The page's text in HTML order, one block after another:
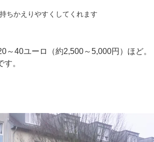
ちかえりやすくしてくれます
40ユーロ（約2,500～5,000円）ほど。
。